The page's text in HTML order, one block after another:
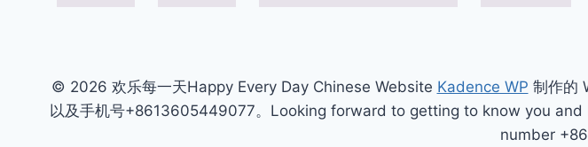
© 2026 欢乐每一天Happy Every Day Chinese Website Kadence WP 制作的
以及手机号+8613605449077。Looking forward to getting to know you
number